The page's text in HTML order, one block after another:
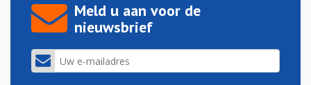
Meld u aan voor de
nieuwsbrief